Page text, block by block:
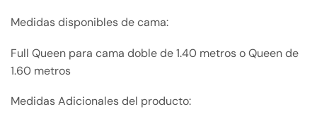
Medidas disponibles de cama:
Full Queen para cama doble de 1.40 metros o Queen de
1.60 metros
Medidas Adicionales del producto: